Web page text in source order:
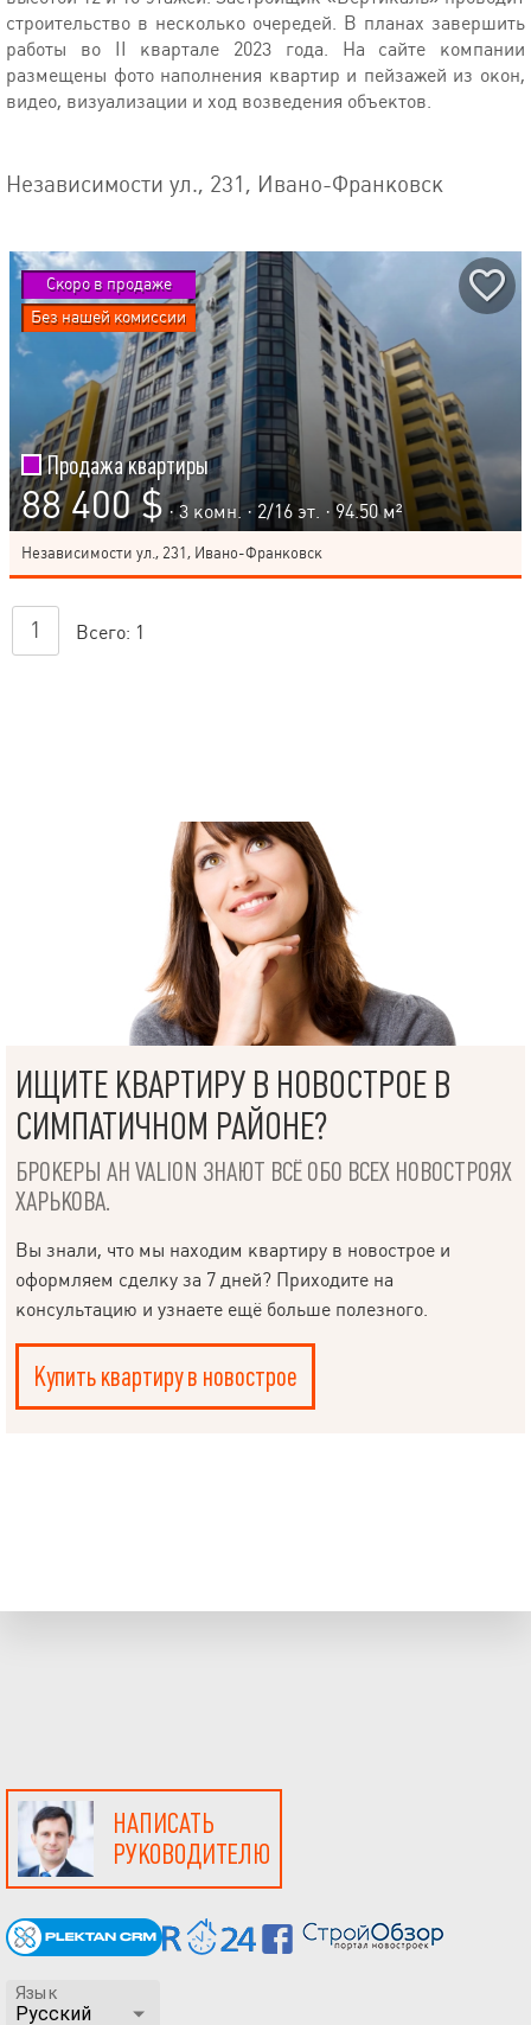
строительство в несколько очередей. В планах завершить
работы во II квартале 2023 года. На сайте компании
размещены фото наполнения квартир и пейзажей из окон,
видео, визуализации и ход возведения объектов.
Независимости ул., 231, Ивано-Франковск
Продажа квартиры
88 400 $ · 3 комн. · 2/16 эт. · 94.50 м²
Независимости ул., 231, Ивано-Франковск
Скоро в продаже
Без нашей комиссии
1 Всего: 1
ИЩИТЕ КВАРТИРУ В НОВОСТРОЕ В
СИМПАТИЧНОМ РАЙОНЕ?
БРОКЕРЫ АН VALION ЗНАЮТ ВСЁ ОБО ВСЕХ НОВОСТРОЯХ
ХАРЬКОВА.
Вы знали, что мы находим квартиру в новострое и
оформляем сделку за 7 дней? Приходите на
консультацию и узнаете ещё больше полезного.
Купить квартиру в новострое
НАПИСАТЬ
РУКОВОДИТЕЛЮ
Язык